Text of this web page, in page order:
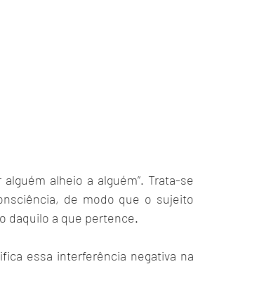
alheio a alguém”. Trata-se
de modo que o sujeito
daquilo a que pertence.
essa interferência negativa na